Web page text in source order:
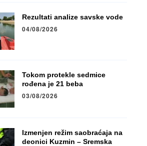
Rezultati analize savske vode
04/08/2026
Tokom protekle sedmice
rođena je 21 beba
03/08/2026
Izmenjen režim saobraćaja na
deonici Kuzmin – Sremska